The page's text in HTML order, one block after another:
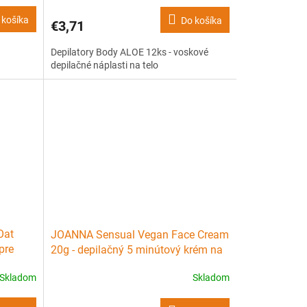
košíka €3,71 Do košíka
Depilatory Body ALOE 12ks - voskové
depilačné náplasti na telo
JOANNA Sensual Vegan Face Cream
20g - depilačný 5 minútový krém na
Skladom